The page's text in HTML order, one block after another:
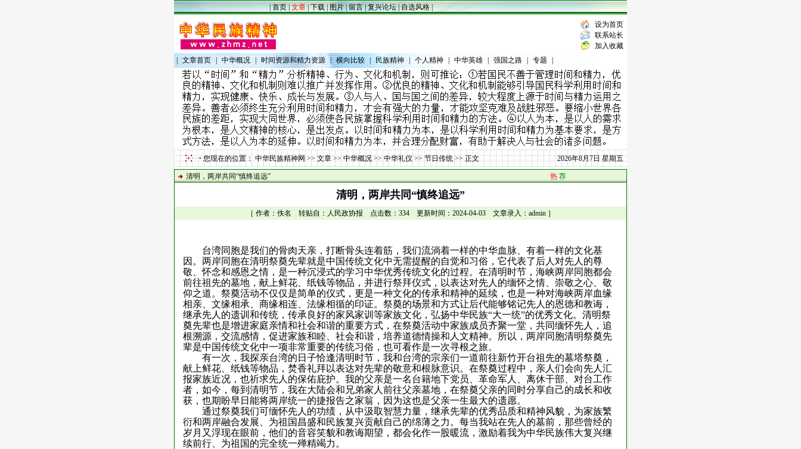
|首页|文章|下载| 图片|留言|复兴论坛 |自选风格
设为首页
联系站长
加入收藏
文章首页 中华概况 时间资源和精力资源 | 横向比较 民族精神 个人精神 中华英雄 强国之路 专题
您现在的位置：中华民族精神网>>文章>>中华概况>>中华礼仪>>节日传统>> 正文 2026年8月7日 星期五
清明，两岸共同“慎终追远” 热 荐
清明，两岸共同“慎终追远”
［ 作者：佚名 转贴自：人民政协报 点击数：334 更新时间：2024-04-03 文章录入：admin ］
台湾同胞是我们的骨肉天亲，打断骨头连着筋，我们流淌着一样的中华血脉、有着一样的文化基
因。两岸同胞在清明祭奠先辈就是中国传统文化中无需提醒的自觉和习俗，它代表了后人对先人的尊
敬、怀念和感恩之情，是一种沉浸式的学习中华优秀传统文化的过程。在清明时节，海峡两岸同胞都会
前往祖先的墓地，献上鲜花、纸钱等物品，并进行祭拜仪式，以表达对先人的缅怀之情、崇敬之心、敬
仰之道。祭奠活动不仅仅是简单的仪式，更是一种文化的传承和精神的延续，也是一种对海峡两岸血缘
相亲、文缘相承、商缘相连、法缘相循的印证。祭奠的场景和方式让后代能够铭记先人的恩德和教诲，
继承先人的遗训和传统，传承良好的家风家训等家族文化，弘扬中华民族“大一统”的优秀文化。清明祭
奠先辈也是增进家庭亲情和社会和谐的重要方式，在祭奠活动中家族成员齐聚一堂，共同缅怀先人，追
根溯源，交流感情，促进家族和睦、社会和谐，培养道德情操和人文精神。所以，两岸同胞清明祭奠先
辈是中国传统文化中一项非常重要的传统习俗，也可看作是一次寻根之旅。
有一次，我探亲台湾的日子恰逢清明时节，我和台湾的宗亲们一道前往新竹开台祖先的墓塔祭奠，
献上鲜花、纸钱等物品，焚香礼拜以表达对先辈的敬意和根脉意识。在祭奠过程中，亲人们会向先人汇
报家族近况，也祈求先人的保佑庇护。我的父亲是一名台籍地下党员、革命军人、离休干部、对台工作
者，如今，每到清明节，我在大陆会和兄弟家人前往父亲墓地，在祭奠父亲的同时分享自己的成长和收
获，也期盼早日能将两岸统一的捷报告之家翁，因为这也是父亲一生最大的遗愿。
通过祭奠我们可缅怀先人的功绩，从中汲取智慧力量，继承先辈的优秀品质和精神风貌，为家族繁
衍和两岸融合发展、为祖国昌盛和民族复兴贡献自己的绵薄之力。每当我站在先人的墓前，那些曾经的
岁月又浮现在眼前，他们的音容笑貌和教诲期望，都会化作一股暖流，激励着我为中华民族伟大复兴继
续前行、为祖国的完全统一殚精竭力。